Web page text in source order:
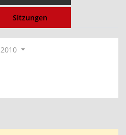
Sitzungen
2010